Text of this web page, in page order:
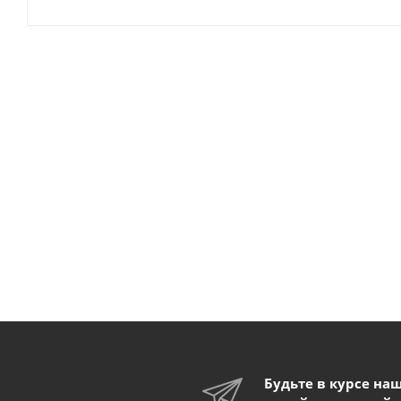
Будьте в курсе